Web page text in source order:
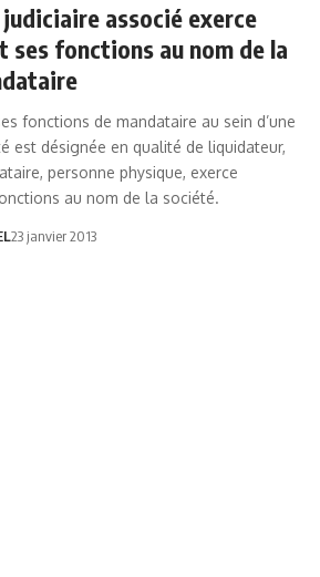
associé exerce
ses fonctions au nom de la
fonctions de mandataire au sein d’une
est désignée en qualité de liquidateur,
personne physique, exerce
au nom de la société.
23 janvier 2013